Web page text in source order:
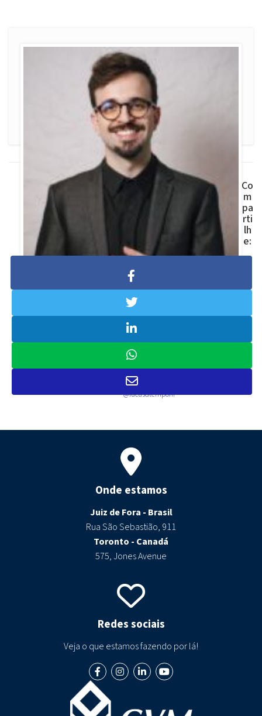
Lucas Temponi
Engenheiro Civil, Chartered Financial
Analyst (CFA) e CNPI. Especialista em
modelagem financeira e
planejamento e análise financeira
(FP&A), com sólida experiência em
impulsionar a performance de
negócios por meio de estratégias
financeiras avançadas. LinkedIn:
@lucasdtemponi
Co
m
pa
rti
lh
e:
Onde estamos
Juiz de Fora - Brasil
Rua São Sebastião, 911
Toronto - Canadá
575, Jones Avenue
Redes sociais
Veja o que estamos fazendo por lá!